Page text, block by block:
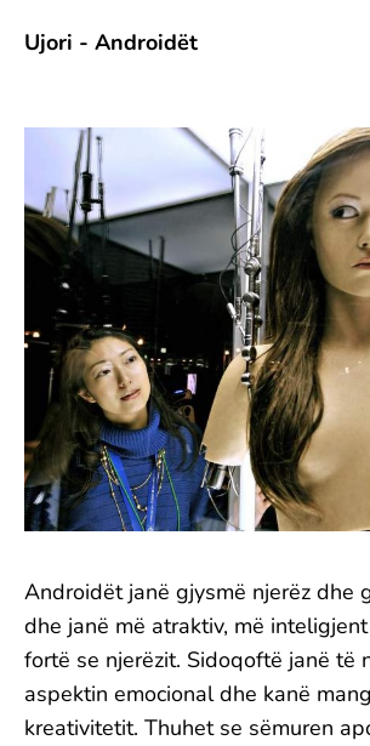
Ujori - Androidët
Androidët janë gjysmë njerëz dhe
dhe janë më atraktiv, më
fortë se njerëzit. Sidoqoftë janë të
aspektin emocional dhe kanë
kreativitetit. Thuhet se sëmuren